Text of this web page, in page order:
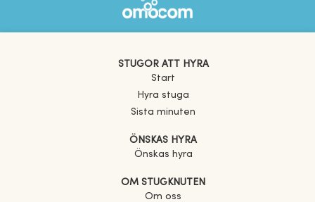
STUGOR ATT HYRA
Start
Hyra stuga
Sista minuten
ÖNSKAS HYRA
Önskas hyra
OM STUGKNUTEN
Om oss